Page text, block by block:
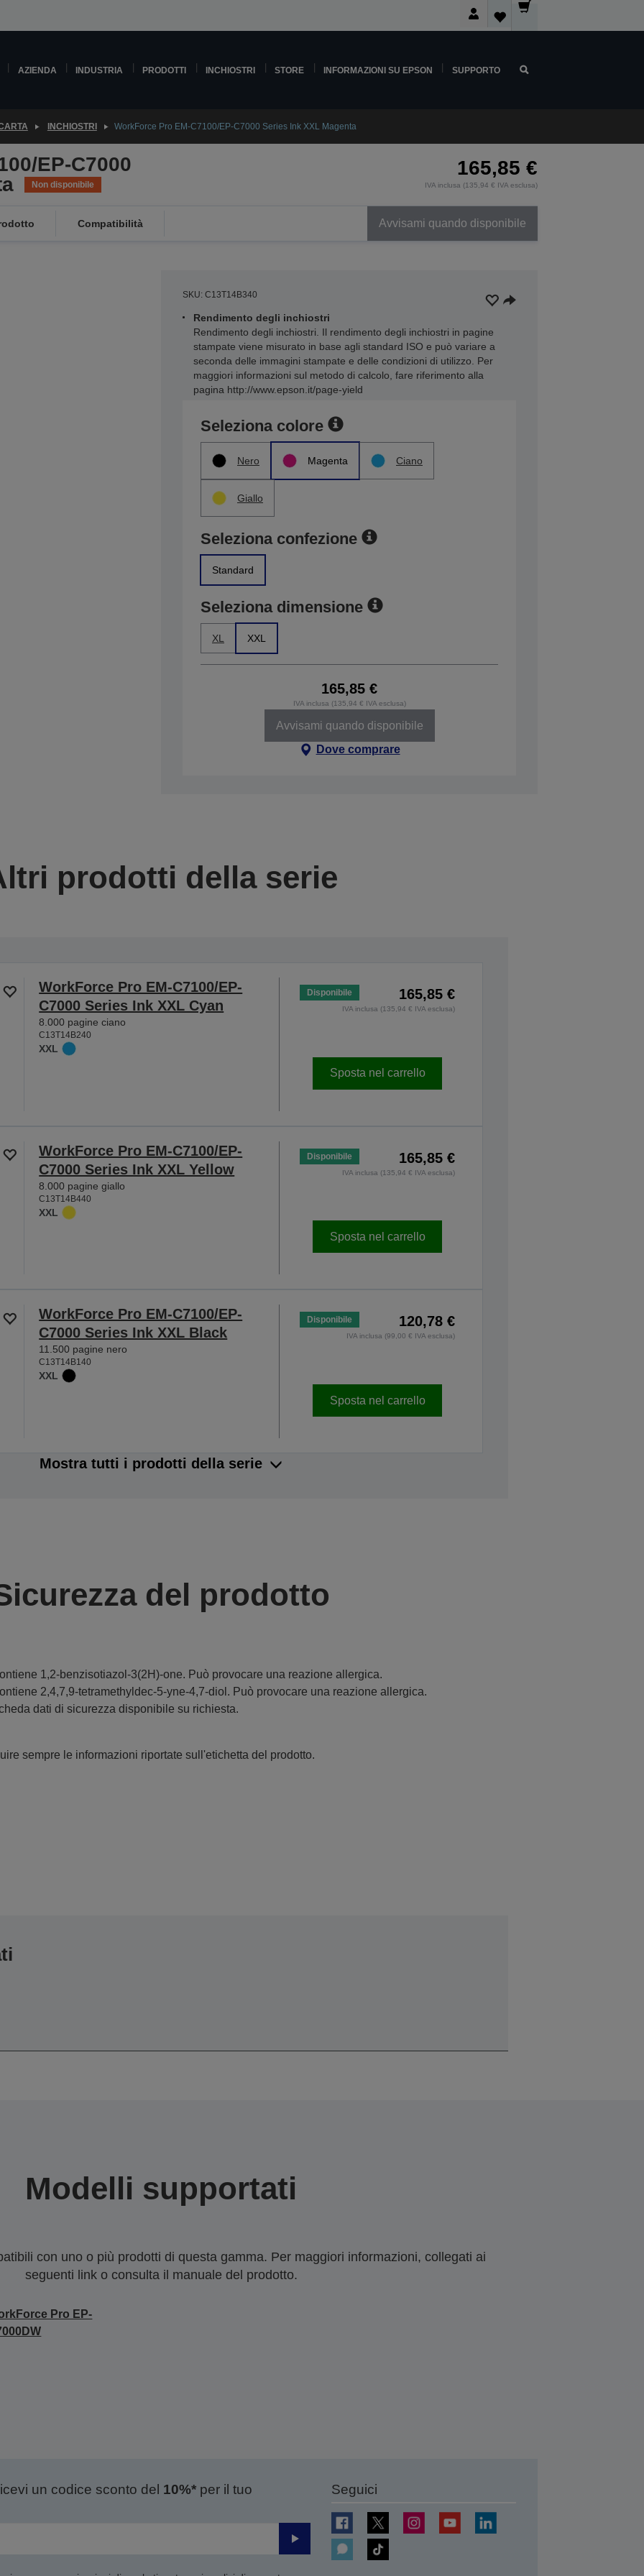
AZIENDA INDUSTRIA PRODOTTI INCHIOSTRI STORE INFORMAZIONI SU EPSON SUPPORTO
INCHIOSTRI WorkForce Pro EM-C7100/EP-C7000 Series Ink XXL Magenta
EP-C7000
Non disponibile
165,85 €
IVA inclusa (135,94 € IVA esclusa)
Compatibilità Avvisami quando disponibile
SKU: C13T14B340
Rendimento degli inchiostri
Rendimento degli inchiostri. Il rendimento degli inchiostri in pagine
stampate viene misurato in base agli standard ISO e può variare a
seconda delle immagini stampate e delle condizioni di utilizzo. Per
maggiori informazioni sul metodo di calcolo, fare riferimento alla
pagina http://www.epson.it/page-yield
Seleziona colore
Nero Magenta Ciano
Giallo
Seleziona confezione
Standard
Seleziona dimensione
XL XXL
165,85 €
IVA inclusa (135,94 € IVA esclusa)
Avvisami quando disponibile
Dove comprare
prodotti della serie
WorkForce Pro EM-C7100/EP-
C7000 Series Ink XXL Cyan
8.000 pagine ciano
C13T14B240
XXL
Disponibile 165,85 €
IVA inclusa (135,94 € IVA esclusa)
Sposta nel carrello
WorkForce Pro EM-C7100/EP-
C7000 Series Ink XXL Yellow
8.000 pagine giallo
C13T14B440
XXL
Disponibile 165,85 €
IVA inclusa (135,94 € IVA esclusa)
Sposta nel carrello
WorkForce Pro EM-C7100/EP-
C7000 Series Ink XXL Black
11.500 pagine nero
C13T14B140
XXL
Disponibile 120,78 €
IVA inclusa (99,00 € IVA esclusa)
Sposta nel carrello
Mostra tutti i prodotti della serie
del prodotto
1,2-benzisotiazol-3(2H)-one. Può provocare una reazione allergica.
2,4,7,9-tetramethyldec-5-yne-4,7-diol. Può provocare una reazione allergica.
dati di sicurezza disponibile su richiesta.
sempre le informazioni riportate sull'etichetta del prodotto.
Modelli supportati
con uno o più prodotti di questa gamma. Per maggiori informazioni, collegati ai
seguenti link o consulta il manuale del prodotto.
Pro EP-
un codice sconto del 10%*per il tuo
Invia
Seguici